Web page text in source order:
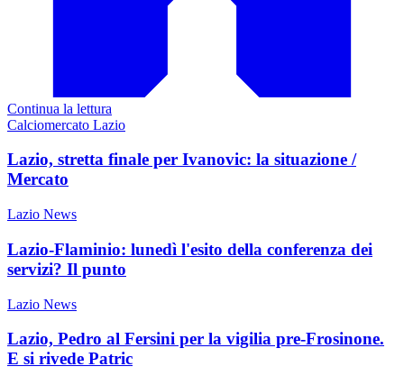
Continua la lettura
Calciomercato Lazio
Lazio, stretta finale per Ivanovic: la situazione /
Mercato
Lazio News
Lazio-Flaminio: lunedì l'esito della conferenza dei
servizi? Il punto
Lazio News
Lazio, Pedro al Fersini per la vigilia pre-Frosinone.
E si rivede Patric